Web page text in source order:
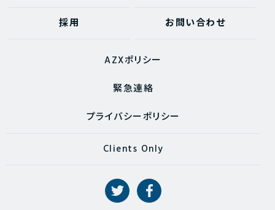
採用 お問い合わせ
AZXポリシー
緊急連絡
プライバシーポリシー
Clients Only